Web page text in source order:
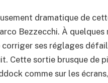
dramatique de
Bezzecchi. À
corriger ses réglages
Cette sortie brusque de
comme sur les